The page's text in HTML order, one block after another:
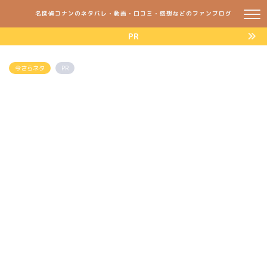
名探偵コナンのネタバレ・動画・口コミ・感想などのファンブログ
PR
今さらネタ PR